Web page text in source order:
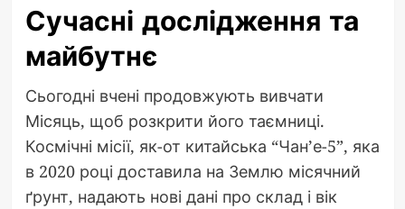
Сучасні дослідження та
майбутнє
Сьогодні вчені продовжують вивчати
Місяць, щоб розкрити його таємниці.
Космічні місії, як-от китайська “Чан’е-5”, яка
в 2020 році доставила на Землю місячний
ґрунт, надають нові дані про склад і вік